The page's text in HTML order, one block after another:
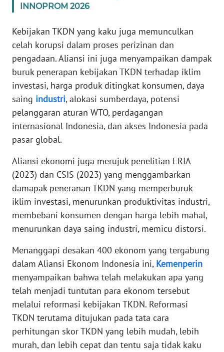
INNOPROM 2026
Kebijakan TKDN yang kaku juga memunculkan
celah korupsi dalam proses perizinan dan
pengadaan. Aliansi ini juga menyampaikan dampak
buruk penerapan kebijakan TKDN terhadap iklim
investasi, harga produk ditingkat konsumen, daya
saing industri, alokasi sumberdaya, potensi
pelanggaran aturan WTO, perdagangan
internasional Indonesia, dan akses Indonesia pada
pasar global.
Aliansi ekonomi juga merujuk penelitian ERIA
(2023) dan CSIS (2023) yang menggambarkan
damapak peneranan TKDN yang memperburuk
iklim investasi, menurunkan produktivitas industri,
membebani konsumen dengan harga lebih mahal,
menurunkan daya saing industri, memicu distorsi.
Menanggapi desakan 400 ekonom yang tergabung
dalam Aliansi Ekonom Indonesia ini, Kemenperin
menyampaikan bahwa telah melakukan apa yang
telah menjadi tuntutan para ekonom tersebut
melalui reformasi kebijakan TKDN. Reformasi
TKDN terutama ditujukan pada tata cara
perhitungan skor TKDN yang lebih mudah, lebih
murah, dan lebih cepat dan tentu saja tidak kaku
News
Regional
WN
SUMUT
WN
JAKARTA
WN
JABAR
WN
BANTEN
WN
KEPRI
WN
PAPUA
WN
PAPUA
BARAT